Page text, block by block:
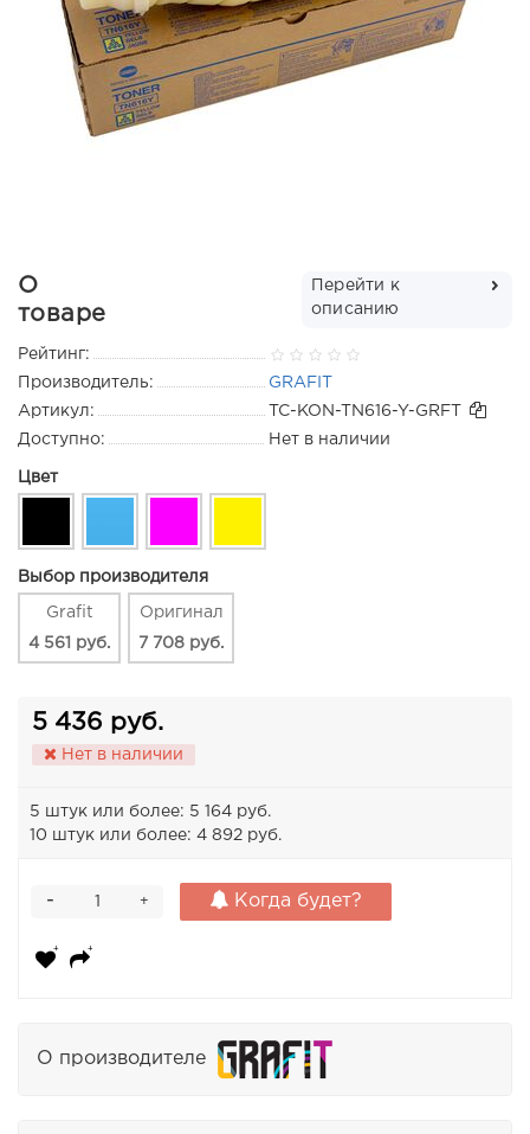
О
товаре
Перейти к
описанию
Рейтинг:
Производитель:
GRAFIT
Артикул:
TC-KON-TN616-Y-GRFT
Доступно:
Нет в наличии
Цвет
Выбор производителя
Grafit
4 561 руб.
Оригинал
7 708 руб.
5 436 руб.
Нет в наличии
5 штук или более: 5 164 руб.
10 штук или более: 4 892 руб.
+
- Когда будет?
О производителе